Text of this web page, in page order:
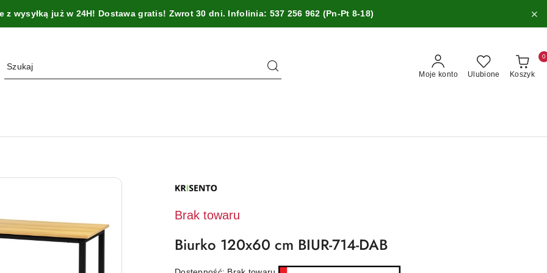
z wysyłką już w 24H! Dostawa gratis! Zwrot 30 dni. Infolinia: 537 256 962 (Pn-Pt 8-18)
Moje konto Ulubione Koszyk
0
PRODUCENTA:
Brak towaru
Biurko 120x60 cm BIUR-714-DAB